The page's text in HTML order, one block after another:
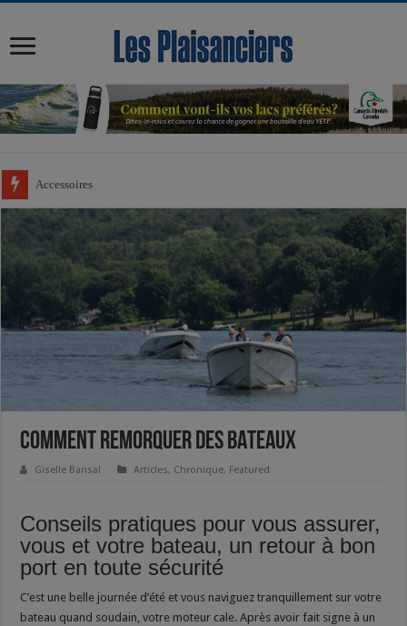
Accessoires
COMMENT REMORQUER DES BATEAUX
Giselle Bansal Articles, Chronique, Featured
Conseils pratiques pour vous assurer,
vous et votre bateau, un retour à bon
port en toute sécurité
C’est une belle journée d’été et vous naviguez tranquillement sur votre
bateau quand soudain, votre moteur cale. Après avoir fait signe à un
modal-check